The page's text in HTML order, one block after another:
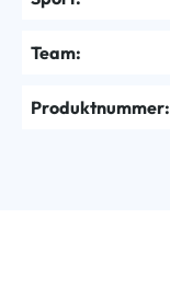
Team:
Produktnummer: